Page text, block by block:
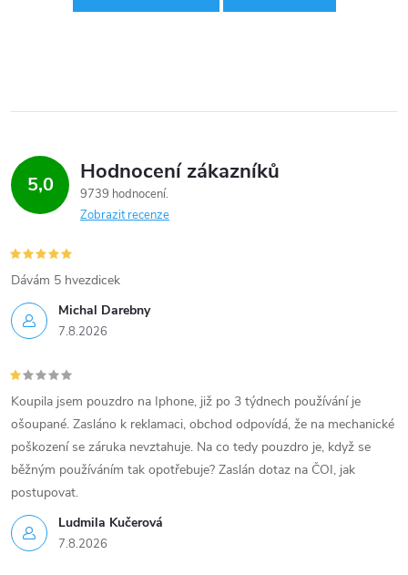
5,0 Hodnocení zákazníků
9739 hodnocení
Zobrazit recenze
Michal Darebny
7.8.2026
Dávám 5 hvezdicek
Ludmila Kučerová
7.8.2026
Koupila jsem pouzdro na Iphone, již po 3 týdnech používání je
ošoupané. Zasláno k reklamaci, obchod odpovídá, že na mechanické
poškození se záruka nevztahuje. Na co tedy pouzdro je, když se
běžným používáním tak opotřebuje? Zaslán dotaz na ČOI, jak
postupovat.